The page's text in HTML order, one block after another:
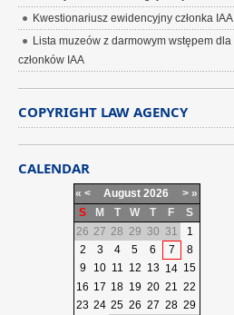
Kwestionariusz ewidencyjny członka IAA
Lista muzeów z darmowym wstępem dla
członków IAA
COPYRIGHT LAW AGENCY
CALENDAR
« < August 2026 > »
S
M T W T F
S
26 27 28 29 30 31
1
2
3 4 5 6 7
8
9
10 11 12 13 14 15
16 17 18 19 20 21 22
23 24 25 26 27 28 29